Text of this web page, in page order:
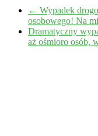
← Wypadek
osobowego! Na
Dramatyczny
aż ośmioro osób,